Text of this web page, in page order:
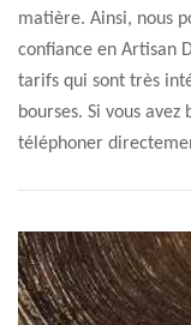
matière. Ainsi, nous
confiance en Artisan
tarifs qui sont très
bourses. Si vous
téléphoner